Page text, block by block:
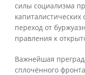
силы социализма
переход от
правления к
Важнейшая
сплочённого